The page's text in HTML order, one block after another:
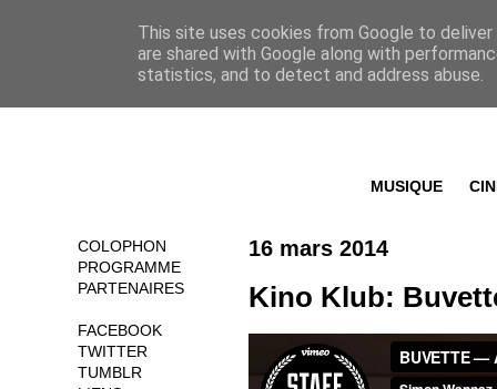
MUSIQUE
16 mars 2014
Kino Klub:
COLOPHON
PROGRAMME
PARTENAIRES
FACEBOOK
TWITTER
TUMBLR
This site uses cookies from Google to
are shared with Google along with
statistics, and to detect and address abuse.